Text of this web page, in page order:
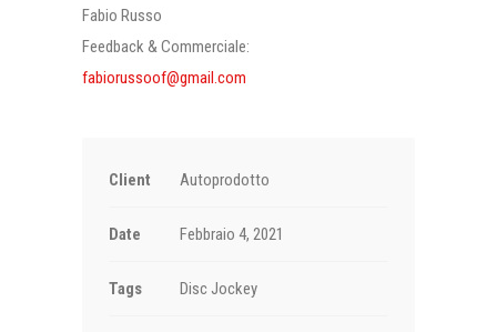
Fabio Russo
Feedback & Commerciale:
fabiorussoof@gmail.com
Client Autoprodotto
Date Febbraio 4, 2021
Tags Disc Jockey